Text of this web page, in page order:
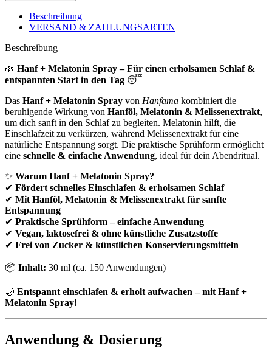
Beschreibung
VERSAND & ZAHLUNGSARTEN
Beschreibung
🌿 Hanf + Melatonin Spray – Für einen erholsamen Schlaf &
entspannten Start in den Tag 😴
Das Hanf + Melatonin Spray von Hanfama kombiniert die
beruhigende Wirkung von Hanföl, Melatonin & Melissenextrakt,
um dich sanft in den Schlaf zu begleiten. Melatonin hilft, die
Einschlafzeit zu verkürzen, während Melissenextrakt für eine
natürliche Entspannung sorgt. Die praktische Sprühform ermöglicht
eine schnelle & einfache Anwendung, ideal für dein Abendritual.
✨ Warum Hanf + Melatonin Spray?
✔ Fördert schnelles Einschlafen & erholsamen Schlaf
✔ Mit Hanföl, Melatonin & Melissenextrakt für sanfte
Entspannung
✔ Praktische Sprühform – einfache Anwendung
✔ Vegan, laktosefrei & ohne künstliche Zusatzstoffe
✔ Frei von Zucker & künstlichen Konservierungsmitteln
📦 Inhalt: 30 ml (ca. 150 Anwendungen)
🌙 Entspannt einschlafen & erholt aufwachen – mit Hanf +
Melatonin Spray!
Anwendung & Dosierung